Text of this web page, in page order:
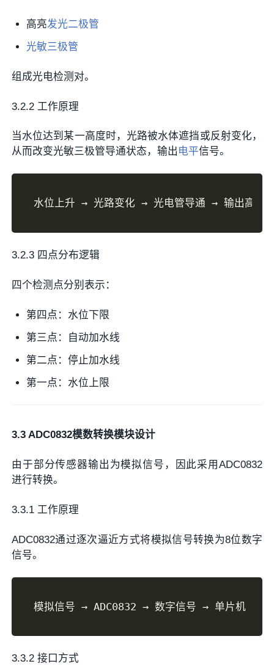
高亮发光二极管
光敏三极管
组成光电检测对。
3.2.2 工作原理
当水位达到某一高度时，光路被水体遮挡或反射变化，
从而改变光敏三极管导通状态，输出 电平信号。
3.2.3 四点分布逻辑
四个检测点分别表示：
第四点：水位下限
第三点：自动加水线
第二点：停止加水线
第一点：水位上限
3.3 ADC0832模数转换模块设计
由于部分传感器输出为模拟信号，因此采用ADC0832
进行转换。
3.3.1 工作原理
ADC0832通过逐次逼近方式将模拟信号转换为8位数字
信号。
模拟信号 → ADC0832 → 数字信号 → 单片机
3.3.2 接口方式